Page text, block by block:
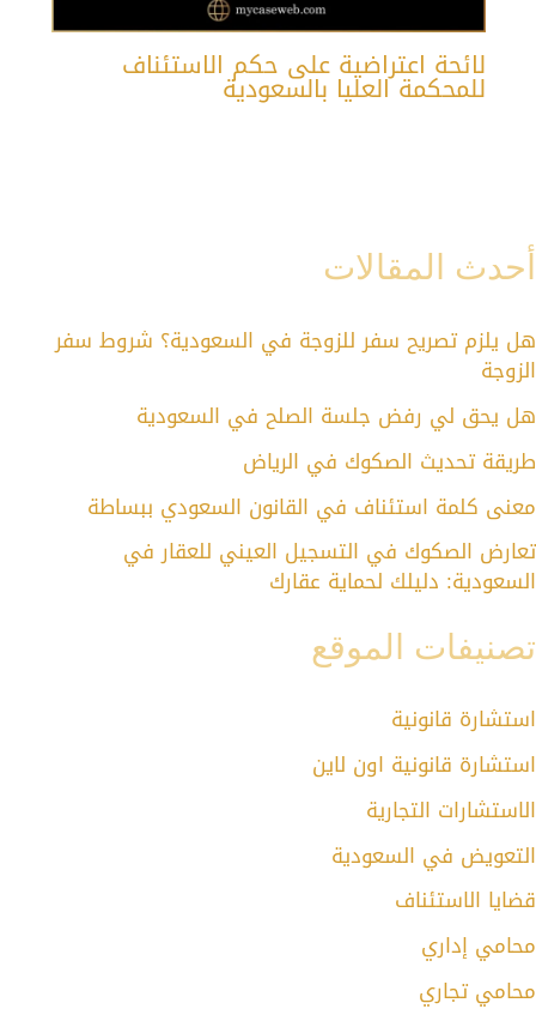
لائحة اعتراضية على حكم الاستئناف
للمحكمة العليا بالسعودية
أحدث المقالات
هل يلزم تصريح سفر للزوجة في السعودية؟ شروط سفر
الزوجة
هل يحق لي رفض جلسة الصلح في السعودية
طريقة تحديث الصكوك في الرياض
معنى كلمة استئناف في القانون السعودي ببساطة
تعارض الصكوك في التسجيل العيني للعقار في
السعودية: دليلك لحماية عقارك
تصنيفات الموقع
استشارة قانونية
استشارة قانونية اون لاين
الاستشارات التجارية
التعويض في السعودية
قضايا الاستئناف
محامي إداري
محامي تجاري